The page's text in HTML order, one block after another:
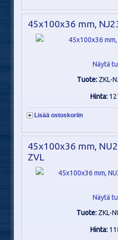
45x100x36 mm,
Näytä
Tuote: ZKL-
Hinta:
Lisää ostoskoriin
45x100x36 mm,
ZVL
Näytä
Tuote: ZKL-
Hinta: